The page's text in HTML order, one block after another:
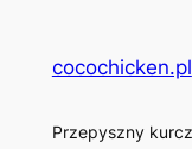
cocochicken.pl
Przepyszny